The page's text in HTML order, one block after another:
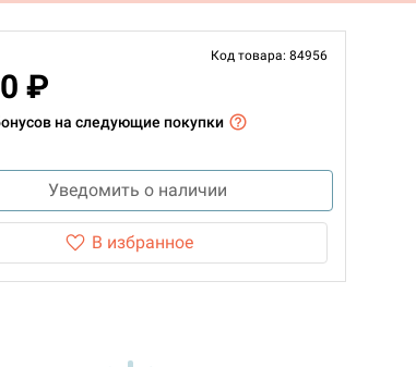
Код товара: 84956
₽
на следующие покупки
Уведомить о наличии
В избранное